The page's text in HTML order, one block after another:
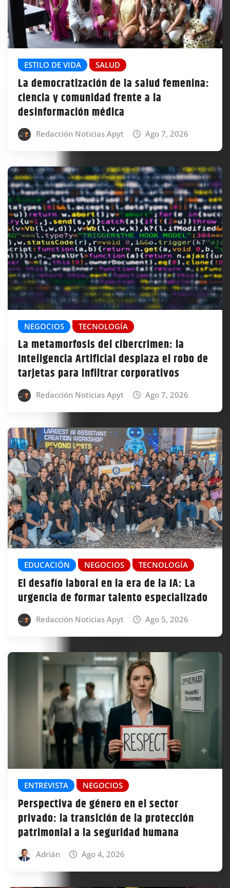
ESTILO DE VIDA SALUD
La democratización de la salud femenina:
ciencia y comunidad frente a la
desinformación médica
Redacción Noticias Apyt Ago 7, 2026
NEGOCIOS TECNOLOGÍA
La metamorfosis del cibercrimen: la
Inteligencia Artificial desplaza el robo de
tarjetas para infiltrar corporativos
Redacción Noticias Apyt Ago 7, 2026
EDUCACIÓN NEGOCIOS TECNOLOGÍA
El desafío laboral en la era de la IA: La
urgencia de formar talento especializado
Redacción Noticias Apyt Ago 5, 2026
ENTREVISTA NEGOCIOS
Perspectiva de género en el sector
privado: la transición de la protección
patrimonial a la seguridad humana
Adrián Ago 4, 2026